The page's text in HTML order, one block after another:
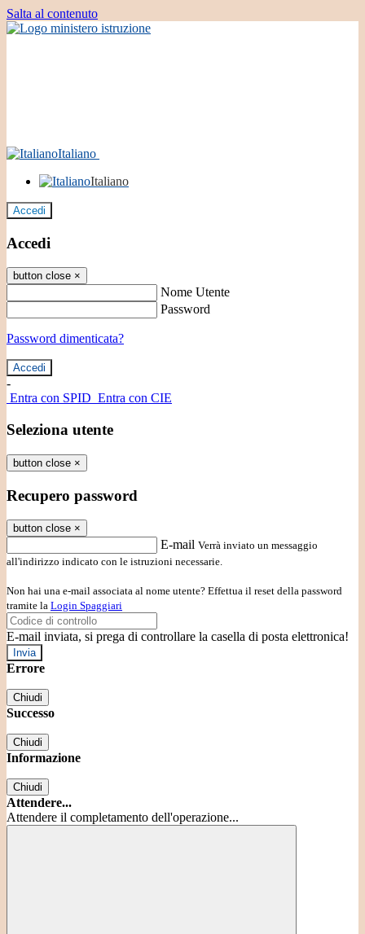
Salta al contenuto
Italiano
Italiano
Accedi
Accedi
button close ×
Nome Utente
Password
Password dimenticata?
-
Entra con SPID Entra con CIE
Seleziona utente
button close ×
Recupero password
button close ×
E-mail Verrà inviato un messaggio
all'indirizzo indicato con le istruzioni necessarie.
Non hai una e-mail associata al nome utente? Effettua il reset della password
tramite la Login Spaggiari
E-mail inviata, si prega di controllare la casella di posta elettronica!
Errore
Chiudi
Successo
Chiudi
Informazione
Chiudi
Attendere...
Attendere il completamento dell'operazione...